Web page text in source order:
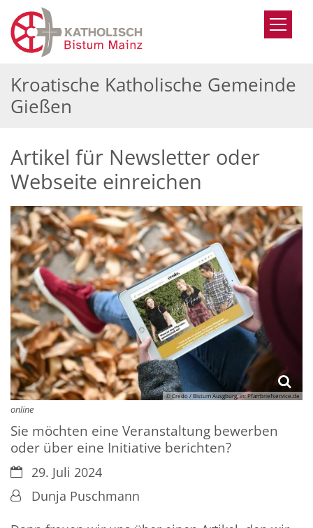
Zum Inhalt springen
Kroatische Katholische Gemeinde
Gießen
Artikel für Newsletter oder
Webseite einreichen
© Credo / Bistum Ausgburg, in: Pfarrbriefservice.de
online
Sie möchten eine Veranstaltung bewerben
oder über eine Initiative berichten?
Datum:29. Juli 2024
Von:Dunja Puschmann